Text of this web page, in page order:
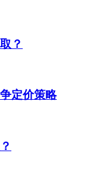
？
定价策略